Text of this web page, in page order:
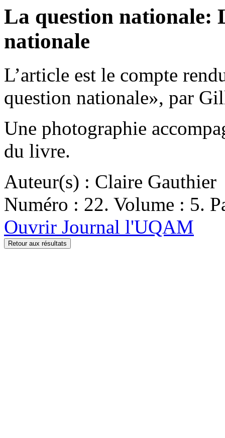
La question nationale:
nationale
L’article est le compte
question nationale», par
Une photographie
du livre.
Auteur(s) : Claire Gauthier
Numéro : 22. Volume : 5.
Ouvrir Journal l'UQAM
Retour aux résultats